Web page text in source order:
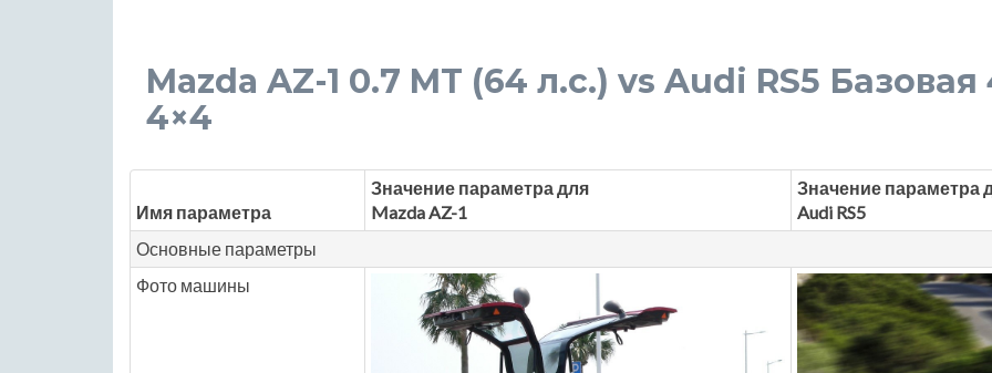
Mazda AZ-1 0.7 MT (64 л.с.) vs Audi RS5
4×4
Имя параметра
Значение параметра для
Mazda AZ-1
Значение параметра
Audi RS5
Основные параметры
Фото машины